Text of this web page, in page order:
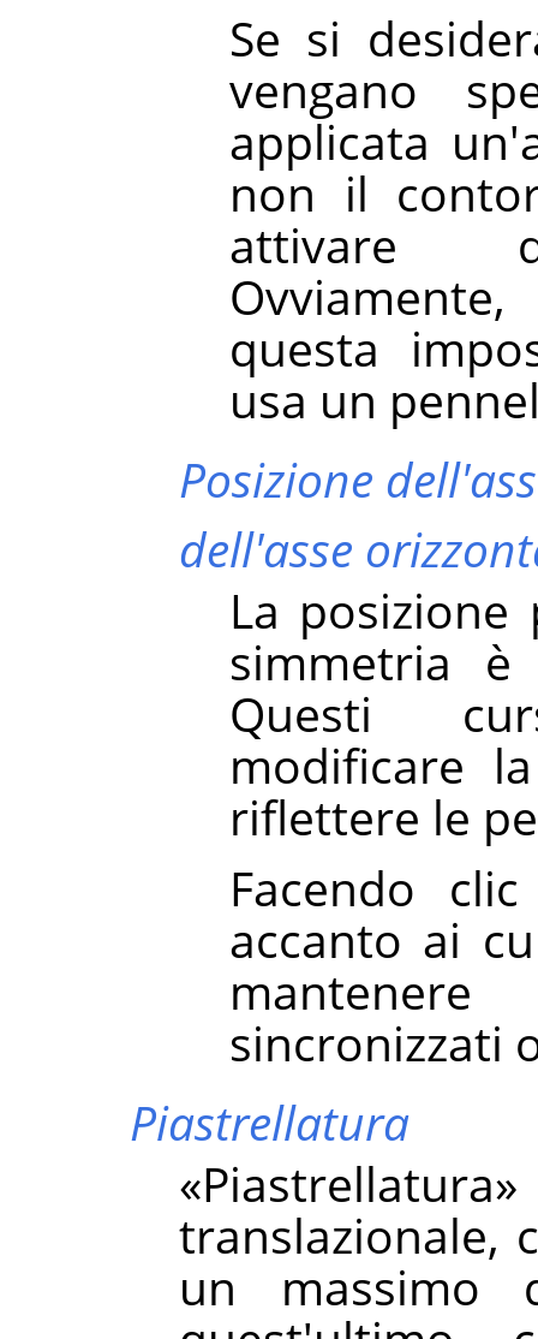
Se si
vengano
applicata
non il
attivare
questa
usa un
Posizione
dell'asse
La
simmetria è
Questi
modificare
riflettere le
Facendo
accanto ai
sincronizzati
Piastrellatura
«Piastrellatura»
translazionale,
un